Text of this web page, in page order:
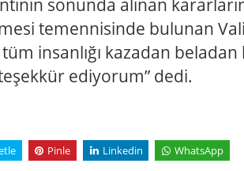
temennisinde bulunan Vali
insanlığı kazadan beladan
ediyorum” dedi.
Pinle Linkedin WhatsApp